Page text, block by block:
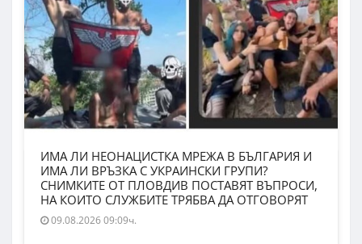
ИМА ЛИ НЕОНАЦИСТКА МРЕЖА В БЪЛГАРИЯ И
ИМА ЛИ ВРЪЗКА С УКРАИНСКИ ГРУПИ?
СНИМКИТЕ ОТ ПЛОВДИВ ПОСТАВЯТ ВЪПРОСИ,
НА КОИТО СЛУЖБИТЕ ТРЯБВА ДА ОТГОВОРЯТ
09.08.2026 09:09ч.